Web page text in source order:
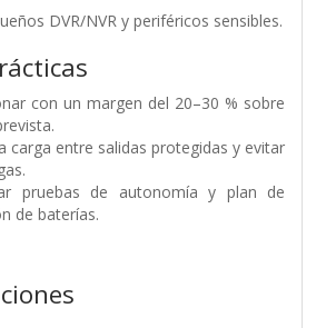
DVR/NVR y periféricos sensibles.
con un margen del 20–30 % sobre
carga entre salidas protegidas y evitar
pruebas de autonomía y plan de
de baterías.